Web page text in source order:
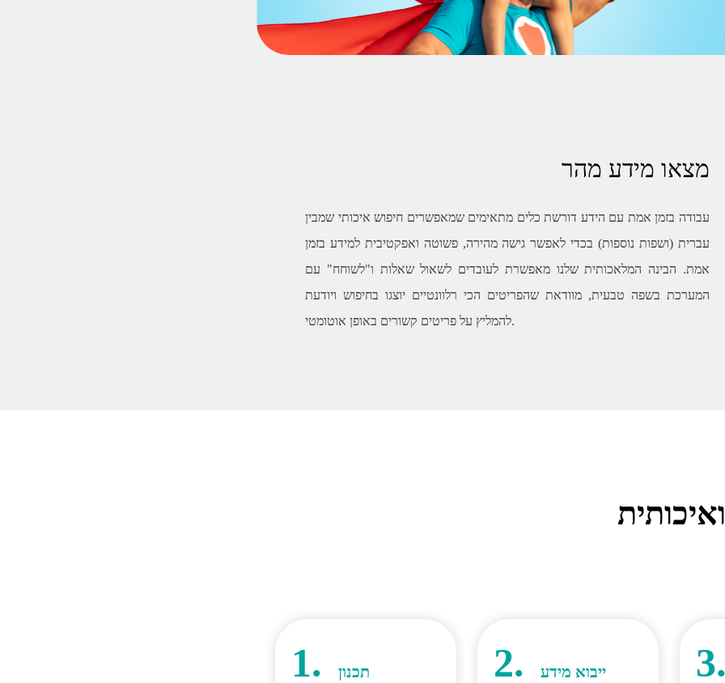
מצאו מידע מהר
עבודה בזמן אמת עם הידע דורשת כלים מתאימים שמאפשרים חיפוש איכותי שמבין
עברית (ושפות נוספות) בכדי לאפשר גישה מהירה, פשוטה ואפקטיבית למידע בזמן
אמת. הבינה המלאכותית שלנו מאפשרת לעובדים לשאול שאלות ו"לשוחח" עם
המערכת בשפה טבעית, מוודאת שהפריטים הכי רלוונטיים יוצגו בחיפוש ויודעת
להמליץ על פריטים קשורים באופן אוטומטי.
1. תכנון 2. ייבוא מידע 3.